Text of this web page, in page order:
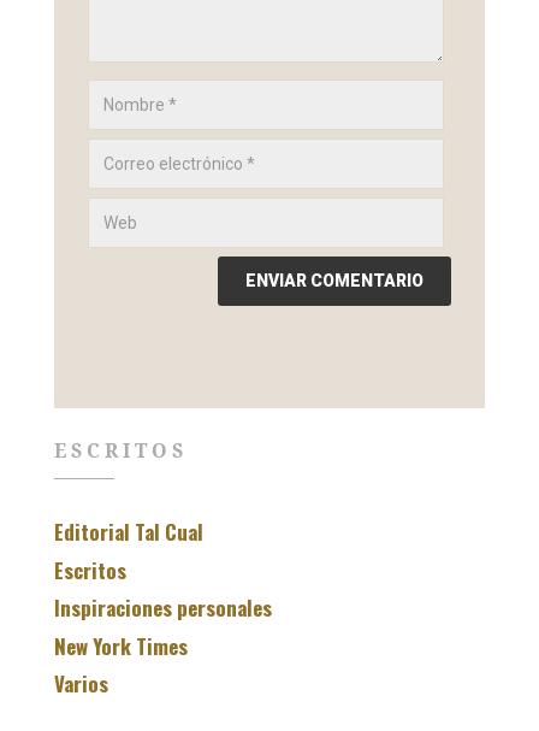
ESCRITOS
Editorial Tal Cual
Escritos
Inspiraciones personales
New York Times
Varios